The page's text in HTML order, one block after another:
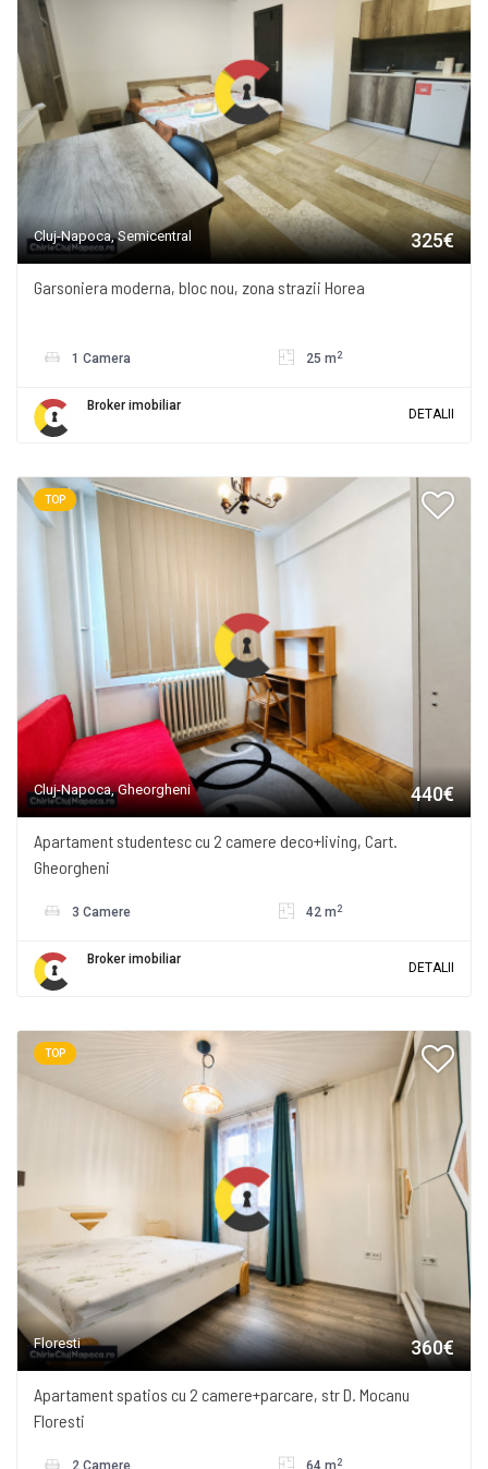
Cluj-Napoca, Semicentral 325€
Garsoniera moderna, bloc nou, zona strazii Horea
1 Camera 25 m 2
Broker imobiliar
DETALII
TOP
Cluj-Napoca, Gheorgheni 440€
Apartament studentesc cu 2 camere deco+living, Cart.
Gheorgheni
3 Camere 42 m 2
Broker imobiliar
DETALII
TOP
Floresti 360€
Apartament spatios cu 2 camere+parcare, str D. Mocanu
Floresti
2 Camere 64 m 2